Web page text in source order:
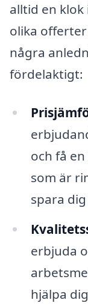
alltid en
olika
några
fördelaktigt:
och få
som är
spara
erbjuda
hjälpa